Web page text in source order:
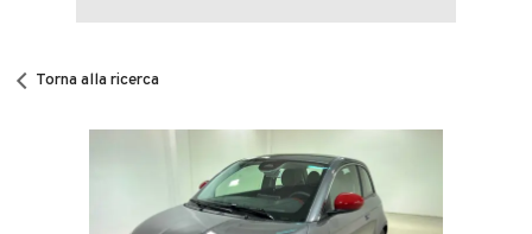
Noleggio a lungo termine
Torna alla ricerca